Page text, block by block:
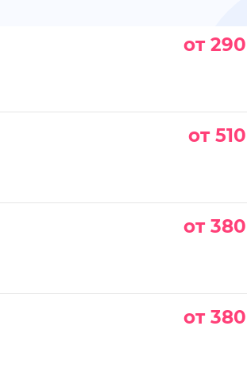
от
от
от
от